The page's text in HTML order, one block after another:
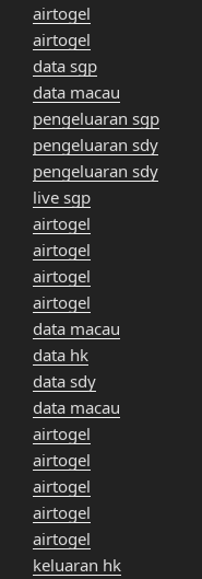
airtogel
airtogel
data sgp
data macau
pengeluaran sgp
pengeluaran sdy
pengeluaran sdy
live sgp
airtogel
airtogel
airtogel
airtogel
data macau
data hk
data sdy
data macau
airtogel
airtogel
airtogel
airtogel
airtogel
keluaran hk